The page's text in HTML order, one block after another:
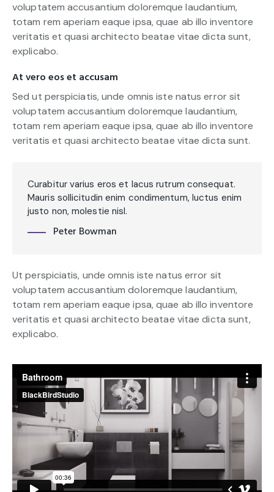
voluptatem accusantium doloremque laudantium,
totam rem aperiam eaque ipsa, quae ab illo inventore
veritatis et quasi architecto beatae vitae dicta sunt,
explicabo.
At vero eos et accusam
Sed ut perspiciatis, unde omnis iste natus error sit
voluptatem accusantium doloremque laudantium,
totam rem aperiam eaque ipsa, quae ab illo inventore
veritatis et quasi architecto beatae vitae dicta sunt.
Curabitur varius eros et lacus rutrum consequat.
Mauris sollicitudin enim condimentum, luctus enim
justo non, molestie nisl.
Peter Bowman
Ut perspiciatis, unde omnis iste natus error sit
voluptatem accusantium doloremque laudantium,
totam rem aperiam eaque ipsa, quae ab illo inventore
veritatis et quasi architecto beatae vitae dicta sunt,
explicabo.